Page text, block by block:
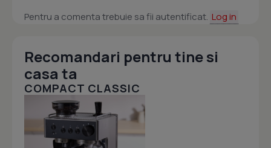
Pentru a comenta trebuie sa fii autentificat. Log in
Recomandari pentru tine si
casa ta
COMPACT CLASSIC